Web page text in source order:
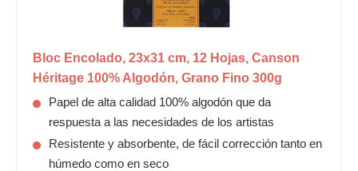
Bloc Encolado, 23x31 cm, 12 Hojas, Canson
Héritage 100% Algodón, Grano Fino 300g
Papel de alta calidad 100% algodón que da
respuesta a las necesidades de los artistas
Resistente y absorbente, de fácil corrección tanto en
húmedo como en seco